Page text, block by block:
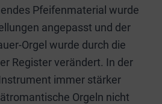
Pfeifenmaterial wurde
angepasst und der
Orgel wurde durch die
Register verändert. In der
immer stärker
Orgeln nicht